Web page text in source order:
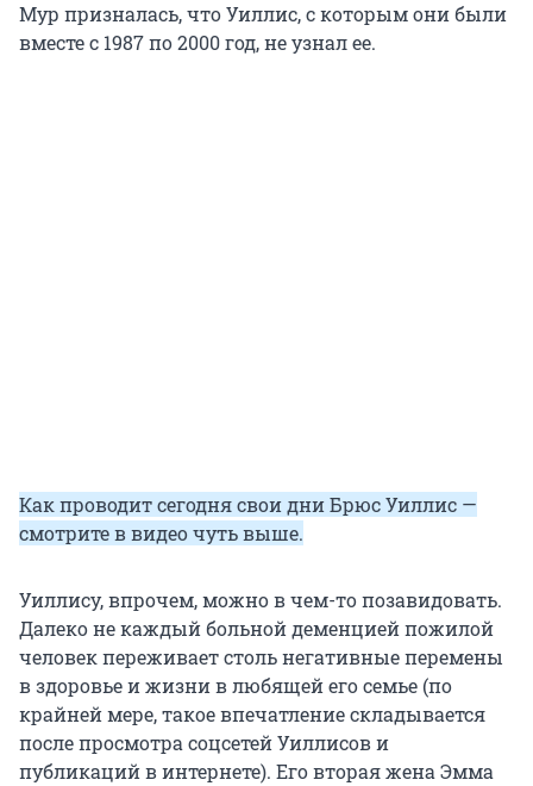
Мур призналась, что Уиллис, с которым они были
вместе с 1987 по 2000 год, не узнал ее.
Как проводит сегодня свои дни Брюс Уиллис —
смотрите в видео чуть выше.
Уиллису, впрочем, можно в чем-то позавидовать.
Далеко не каждый больной деменцией пожилой
человек переживает столь негативные перемены
в здоровье и жизни в любящей его семье (по
крайней мере, такое впечатление складывается
после просмотра соцсетей Уиллисов и
публикаций в интернете). Его вторая жена Эмма